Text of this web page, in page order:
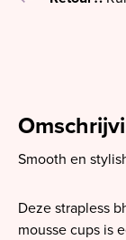
Smooth en
Deze strapless
mousse cups is